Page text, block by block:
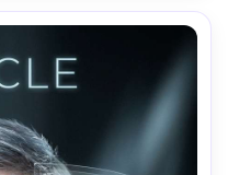
mm, une profondeur de
éditorial haut de
à l'impression-AR 4:5